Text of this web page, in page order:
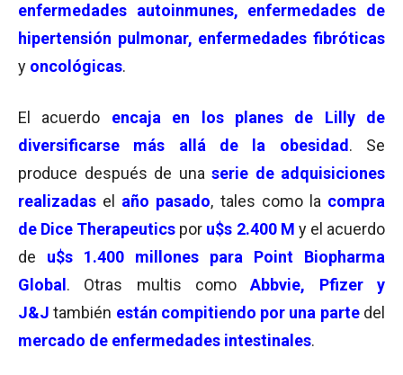
enfermedades autoinmunes, enfermedades de
hipertensión pulmonar, enfermedades fibróticas
y oncológicas.
El acuerdo encaja en los planes de Lilly de
diversificarse más allá de la obesidad . Se
produce después de una serie de adquisiciones
realizadas el año pasado, tales como la compra
de Dice Therapeutics por u$s 2.400 M y el acuerdo
de u$s 1.400 millones para Point Biopharma
Global . Otras multis como Abbvie, Pfizer y
J&J también están compitiendo por una parte del
mercado de enfermedades intestinales.